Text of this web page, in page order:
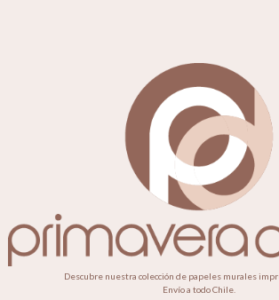
Descubre nuestra colección de papeles murales
Envío a todo Chile.